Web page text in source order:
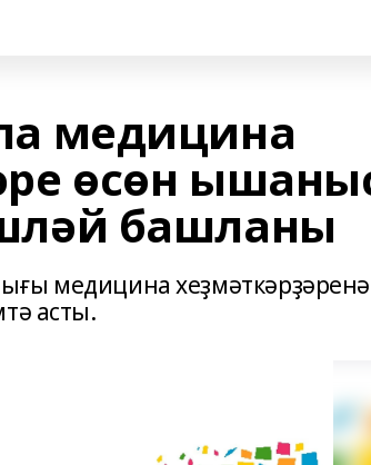
медицина
өсөн
башланы
медицина хеҙмәткәрҙәренә
асты.